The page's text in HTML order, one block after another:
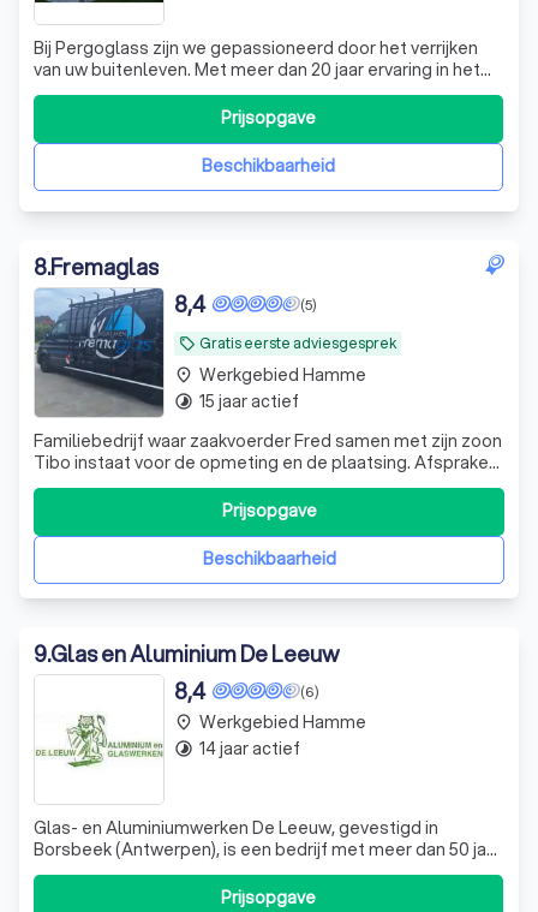
Bij Pergoglass zijn we gepassioneerd door het verrijken
van uw buitenleven. Met meer dan 20 jaar ervaring in het
ontwerpen en installeren van hoogwaardige glaswanden
en pergola's, bieden wij maatwerkoplossingen die
naadloos aansluiten bij uw wensen. Of u nu een
terrasoverkapping wilt afsluiten met e
Beschikbaarheid
Prijsopgave
8.Fremaglas
local_offer Gratis eerste adviesgesprek
(5)
8,4
Familiebedrijf waar zaakvoerder Fred samen met zijn zoon
Tibo instaat voor de opmeting en de plaatsing. Afspraken
en planning liggen in handen van echtgenote Helga
Beschikbaarheid
Prijsopgave
place Werkgebied Hamme
timelapse 15 jaar actief
9.Glas en Aluminium De Leeuw
(6)
8,4
Glas- en Aluminiumwerken De Leeuw, gevestigd in
Borsbeek (Antwerpen), is een bedrijf met meer dan 50 jaar
ervaring in de plaatsing van aluminium ramen, deuren en
veranda's. Wij zijn gespecialiseerd in het uitvoeren van
Prijsopgave
place Werkgebied Hamme
timelapse 14 jaar actief